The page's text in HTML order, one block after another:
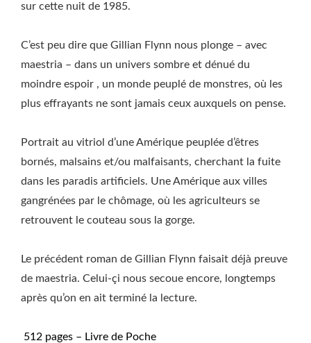
sur cette nuit de 1985.
C’est peu dire que Gillian Flynn nous plonge – avec
maestria – dans un univers sombre et dénué du
moindre espoir , un monde peuplé de monstres, où les
plus effrayants ne sont jamais ceux auxquels on pense.
Portrait au vitriol d’une Amérique peuplée d’êtres
bornés, malsains et/ou malfaisants, cherchant la fuite
dans les paradis artificiels. Une Amérique aux villes
gangrénées par le chômage, où les agriculteurs se
retrouvent le couteau sous la gorge.
Le précédent roman de Gillian Flynn faisait déjà preuve
de maestria. Celui-çi nous secoue encore, longtemps
après qu’on en ait terminé la lecture.
512 pages – Livre de Poche